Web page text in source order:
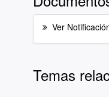
Ver
Temas